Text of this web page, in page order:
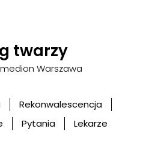
twarzy
Warszawa
Rekonwalescencja
Pytania Lekarze